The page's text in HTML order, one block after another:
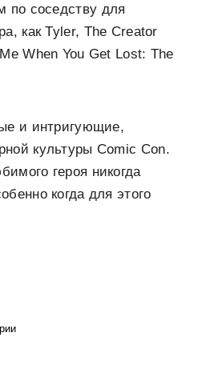
по соседству для
как Tyler, The Creator
When You Get Lost: The
и интригующие,
культуры Comic Con.
героя никогда
когда для этого